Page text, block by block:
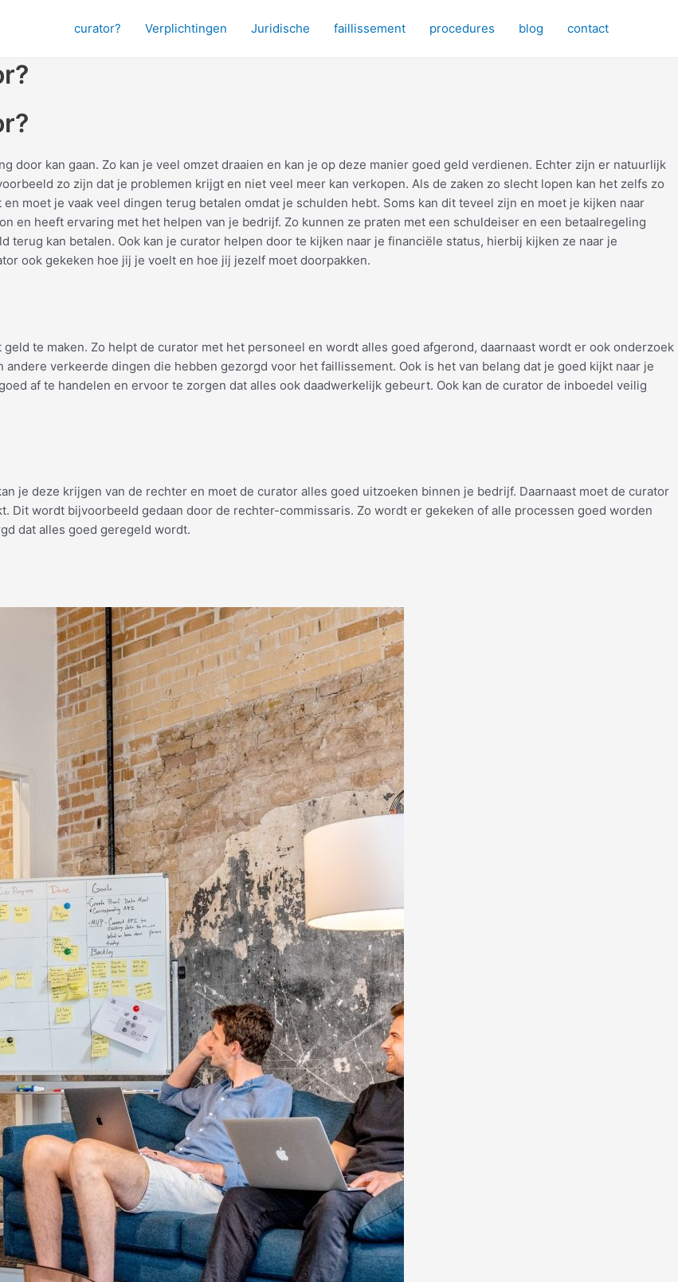
curator? Verplichtingen Juridische faillissement procedures blog contact
door kan gaan. Zo kan je veel omzet draaien en kan je op deze manier goed geld verdienen. Echter zijn er natuurlijk
zo zijn dat je problemen krijgt en niet veel meer kan verkopen. Als de zaken zo slecht lopen kan het zelfs zo
moet je vaak veel dingen terug betalen omdat je schulden hebt. Soms kan dit teveel zijn en moet je kijken naar
en heeft ervaring met het helpen van je bedrijf. Zo kunnen ze praten met een schuldeiser en een betaalregeling
kan betalen. Ook kan je curator helpen door te kijken naar je financiële status, hierbij kijken ze naar je
ook gekeken hoe jij je voelt en hoe jij jezelf moet doorpakken.
te maken. Zo helpt de curator met het personeel en wordt alles goed afgerond, daarnaast wordt er ook onderzoek
verkeerde dingen die hebben gezorgd voor het faillissement. Ook is het van belang dat je goed kijkt naar je
af te handelen en ervoor te zorgen dat alles ook daadwerkelijk gebeurt. Ook kan de curator de inboedel veilig
je deze krijgen van de rechter en moet de curator alles goed uitzoeken binnen je bedrijf. Daarnaast moet de curator
Dit wordt bijvoorbeeld gedaan door de rechter-commissaris. Zo wordt er gekeken of alle processen goed worden
dat alles goed geregeld wordt.